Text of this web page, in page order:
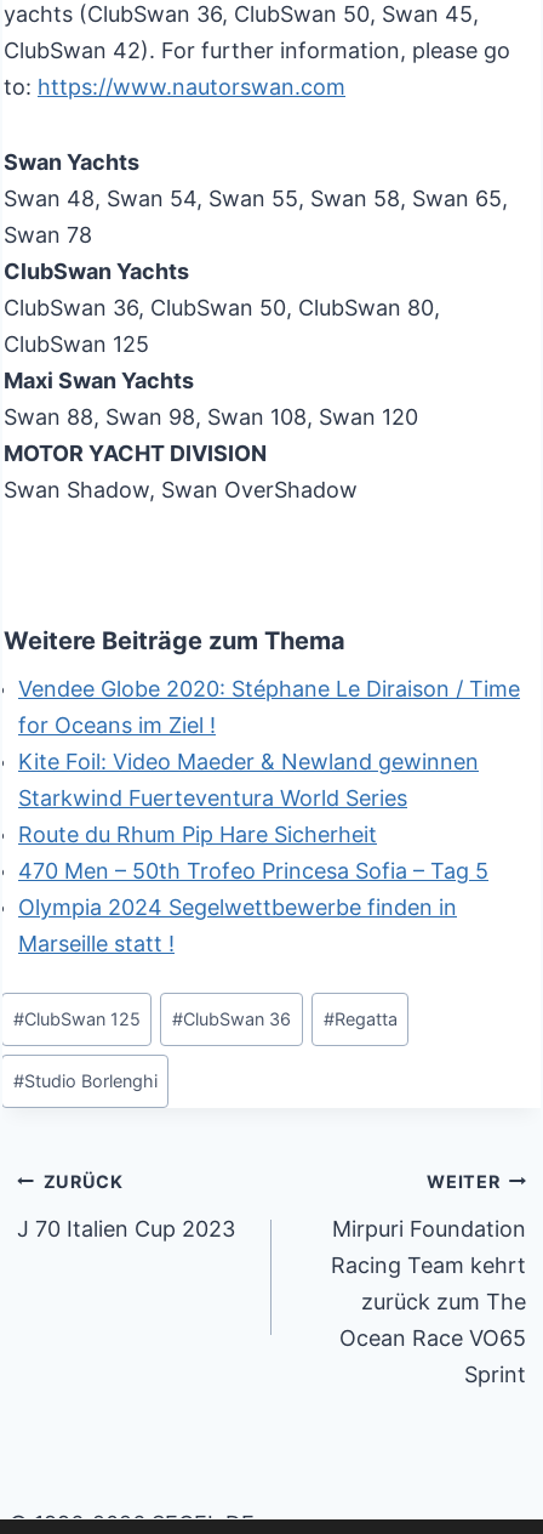
yachts (ClubSwan 36, ClubSwan 50, Swan 45,
ClubSwan 42). For further information, please go
to: https://www.nautorswan.com
Swan Yachts
Swan 48, Swan 54, Swan 55, Swan 58, Swan 65,
Swan 78
ClubSwan Yachts
ClubSwan 36, ClubSwan 50, ClubSwan 80,
ClubSwan 125
Maxi Swan Yachts
Swan 88, Swan 98, Swan 108, Swan 120
MOTOR YACHT DIVISION
Swan Shadow, Swan OverShadow
Weitere Beiträge zum Thema
Vendee Globe 2020: Stéphane Le Diraison / Time
for Oceans im Ziel !
Kite Foil: Video Maeder & Newland gewinnen
Starkwind Fuerteventura World Series
Route du Rhum Pip Hare Sicherheit
470 Men – 50th Trofeo Princesa Sofia – Tag 5
Olympia 2024 Segelwettbewerbe finden in
Marseille statt !
Schlagworte:
#ClubSwan 125 #ClubSwan 36 #Regatta
#Studio Borlenghi
Beitragsnavigation
ZURÜCK
J 70 Italien Cup 2023
WEITER
Mirpuri Foundation
Racing Team kehrt
zurück zum The
Ocean Race VO65
Sprint
© 1996-2026 SEGEL.DE